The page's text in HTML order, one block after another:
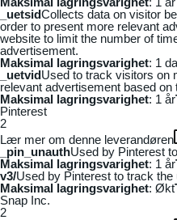
_uetsidCollects data on visitor
order to present more relevant
website to limit the number of
advertisement.
Maksimal lagringsvarighet: 1
_uetvidUsed to track visitors on
relevant advertisement based
Maksimal lagringsvarighet: 1 år
Pinterest
2
Lær mer om denne leverandøren
_pin_unauthUsed by Pinterest
Maksimal lagringsvarighet: 1 år
v3/Used by Pinterest to track
Maksimal lagringsvarighet: Økt
Snap Inc.
2